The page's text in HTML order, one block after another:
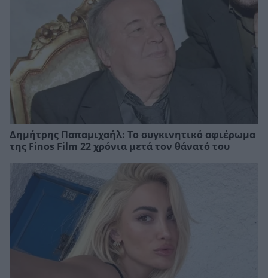
Δημήτρης Παπαμιχαήλ: Το συγκινητικό αφιέρωμα
της Finos Film 22 χρόνια μετά τον θάνατό του